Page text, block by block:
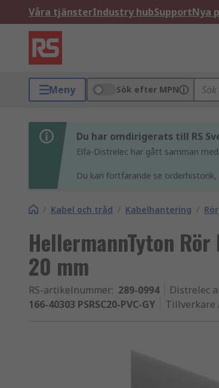
Våra tjänsterIndustry hubSupportNya
Meny Sök efter MPN
Du har omdirigerats till RS
Elfa-Distrelec har gått samman
Du kan fortfarande se
/ Kabel och tråd / Kabelhantering / Rör
HellermannTyton
20 mm
RS-artikelnummer: 289-0994 Distrelec
166-40303 PSRSC20-PVC-GY
Tillverkare